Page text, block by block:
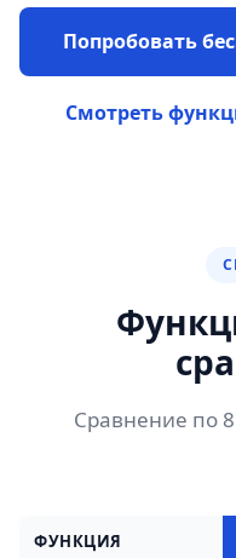
Попробовать
Смотреть
Сравнение по
ФУНКЦИЯ